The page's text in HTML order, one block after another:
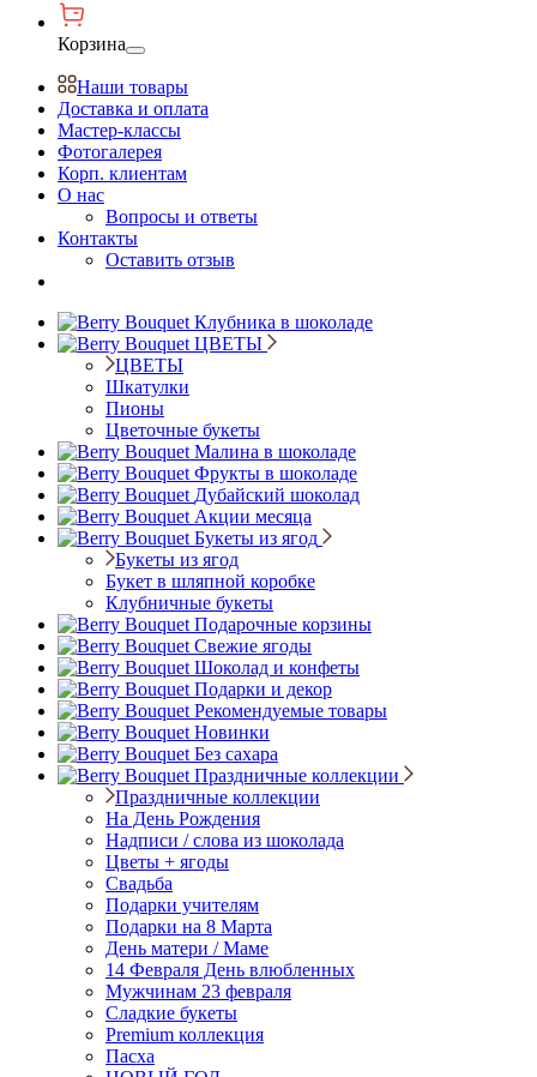
Корзина
Наши товары
Доставка и оплата
Мастер-классы
Фотогалерея
Корп. клиентам
О нас
Вопросы и ответы
Контакты
Оставить отзыв
Клубника в шоколаде
ЦВЕТЫ
ЦВЕТЫ
Шкатулки
Пионы
Цветочные букеты
Малина в шоколаде
Фрукты в шоколаде
Дубайский шоколад
Акции месяца
Букеты из ягод
Букеты из ягод
Букет в шляпной коробке
Клубничные букеты
Подарочные корзины
Свежие ягоды
Шоколад и конфеты
Подарки и декор
Рекомендуемые товары
Новинки
Без сахара
Праздничные коллекции
Праздничные коллекции
На День Рождения
Надписи / слова из шоколада
Цветы + ягоды
Свадьба
Подарки учителям
Подарки на 8 Марта
День матери / Маме
14 Февраля День влюбленных
Мужчинам 23 февраля
Сладкие букеты
Premium коллекция
Пасха